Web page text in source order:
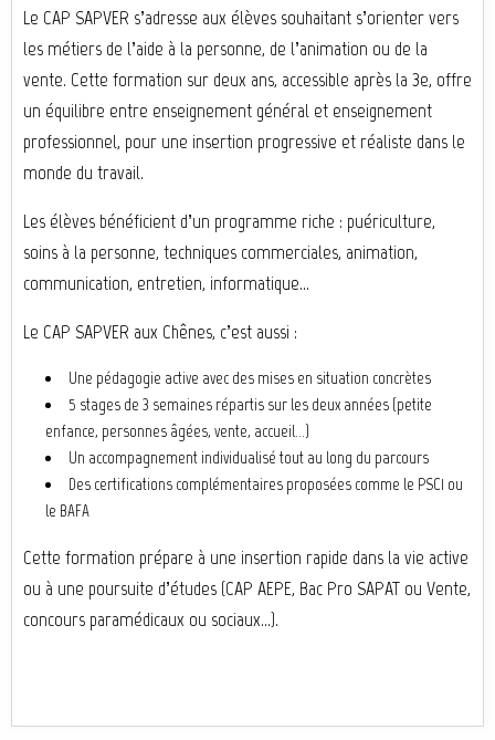
Le CAP SAPVER s’adresse aux élèves souhaitant s’orienter vers
les métiers de l’aide à la personne, de l’animation ou de la
vente. Cette formation sur deux ans, accessible après la 3e, offre
un équilibre entre enseignement général et enseignement
professionnel, pour une insertion progressive et réaliste dans le
monde du travail.
Les élèves bénéficient d’un programme riche : puériculture,
soins à la personne, techniques commerciales, animation,
communication, entretien, informatique…
Le CAP SAPVER aux Chênes, c’est aussi :
Une pédagogie active avec des mises en situation concrètes
5 stages de 3 semaines répartis sur les deux années (petite
enfance, personnes âgées, vente, accueil…)
Un accompagnement individualisé tout au long du parcours
Des certifications complémentaires proposées comme le PSC1 ou
le BAFA
Cette formation prépare à une insertion rapide dans la vie active
ou à une poursuite d’études (CAP AEPE, Bac Pro SAPAT ou Vente,
concours paramédicaux ou sociaux…).